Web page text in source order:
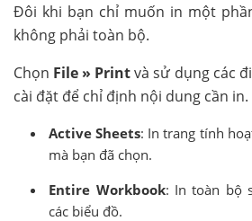
Đôi khi bạn chỉ muốn in một
không phải toàn bộ.
Chọn File » Printvà sử dụng các
cài đặt để chỉ định nội dung cần in.
Active Sheets: In trang tính
mà bạn đã chọn.
Entire Workbook: In toàn bộ
các biểu đồ.